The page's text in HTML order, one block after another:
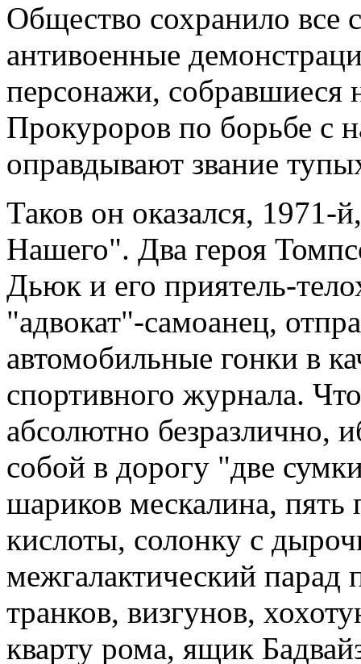
Общество сохранило все
антивоенные
персонажи,
Прокуроров по борьбе с
оправдывают звание
Таков он оказался, 1971-
Нашего". Два героя
Дьюк и его приятель-
"адвокат"-самоанец,
автомобильные гонки в
спортивного журнала.
абсолютно безразлично,
собой в дорогу "две
шариков мескалина,
кислоты, солонку с
межгалактический парад
транков, визгунов,
кварту рома, ящик